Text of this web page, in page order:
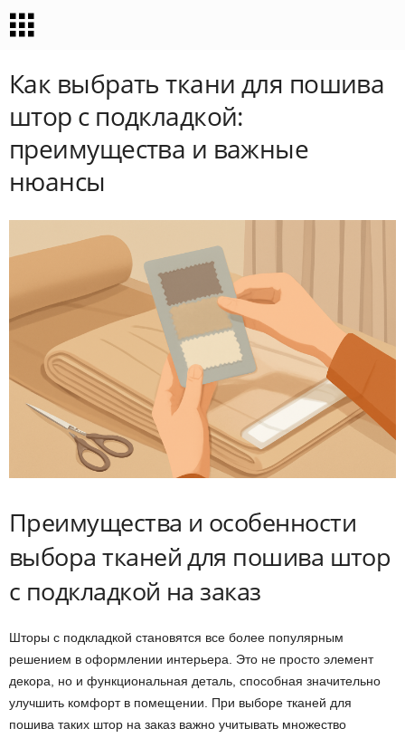
Как выбрать ткани для пошива
штор с подкладкой:
преимущества и важные
нюансы
Преимущества и особенности
выбора тканей для пошива штор
с подкладкой на заказ
Шторы с подкладкой становятся все более популярным
решением в оформлении интерьера. Это не просто элемент
декора, но и функциональная деталь, способная значительно
улучшить комфорт в помещении. При выборе тканей для
пошива таких штор на заказ важно учитывать множество